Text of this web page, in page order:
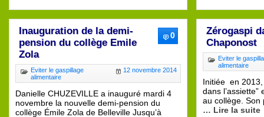
0
Inauguration de la demi-
pension du collège Emile
Zola
12 novembre 2014
Eviter le gaspillage
alimentaire
Danielle CHUZEVILLE a inauguré mardi 4
novembre la nouvelle demi-pension du
collège Émile Zola de Belleville Jusqu’à
Zérogaspi
Chaponost
Eviter le
alimentaire
Initiée en
dans
au collège. Son
… Lire la suite